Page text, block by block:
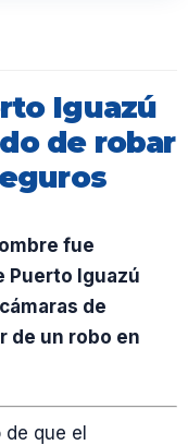
Iguazú
de robar
fue
Puerto Iguazú
de
de un robo en
de que el